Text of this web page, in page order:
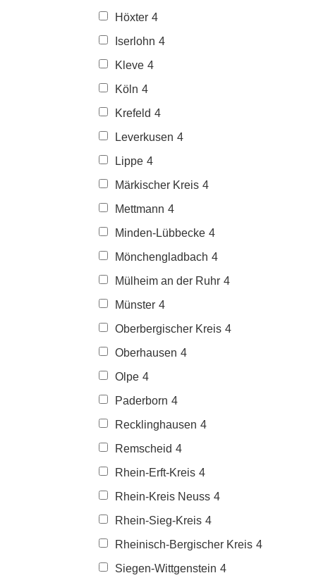
Höxter 4
Iserlohn 4
Kleve 4
Köln 4
Krefeld 4
Leverkusen 4
Lippe 4
Märkischer Kreis 4
Mettmann 4
Minden-Lübbecke 4
Mönchengladbach 4
Mülheim an der Ruhr 4
Münster 4
Oberbergischer Kreis 4
Oberhausen 4
Olpe 4
Paderborn 4
Recklinghausen 4
Remscheid 4
Rhein-Erft-Kreis 4
Rhein-Kreis Neuss 4
Rhein-Sieg-Kreis 4
Rheinisch-Bergischer Kreis 4
Siegen-Wittgenstein 4